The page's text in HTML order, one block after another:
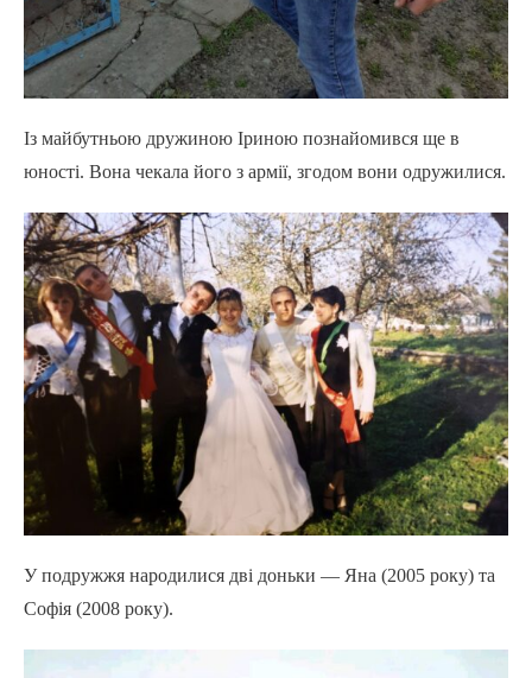
Із майбутньою дружиною Іриною познайомився ще в
юності. Вона чекала його з армії, згодом вони одружилися.
У подружжя народилися дві доньки — Яна (2005 року) та
Софія (2008 року).